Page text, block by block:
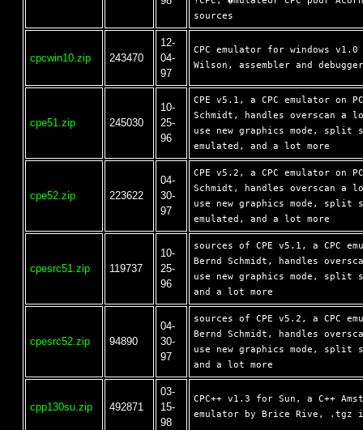
cpcwin10.zip 243470
12-
04-
97
CPC emulator for windows
cpe51.zip 245030
10-
25-
96
CPE v5.1, a CPC emulator on
Schmidt, handles overscan a
use new graphics mode, split
cpe52.zip 223622
04-
30-
97
CPE v5.2, a CPC emulator on
Schmidt, handles overscan a
use new graphics mode, split
cpesrc51.zip 119737
10-
25-
96
sources of CPE v5.1, a CPC
Bernd Schmidt, handles
use new graphics mode, split
cpesrc52.zip 94890
04-
30-
97
sources of CPE v5.2, a CPC
Bernd Schmidt, handles
use new graphics mode, split
cpp130su.zip 492871
03-
15-
98
CPC++ v1.3 for Sun, a C++